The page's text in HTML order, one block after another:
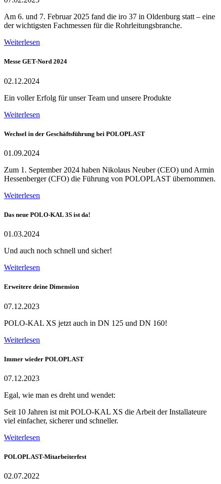
Am 6. und 7. Februar 2025 fand die iro 37 in Oldenburg statt – eine
der wichtigsten Fachmessen für die Rohrleitungsbranche.
Weiterlesen
Messe GET-Nord 2024
02.12.2024
Ein voller Erfolg für unser Team und unsere Produkte
Weiterlesen
Wechsel in der Geschäftsführung bei POLOPLAST
01.09.2024
Zum 1. September 2024 haben Nikolaus Neuber (CEO) und Armin
Hessenberger (CFO) die Führung von POLOPLAST übernommen.
Weiterlesen
Das neue POLO-KAL 3S ist da!
01.03.2024
Und auch noch schnell und sicher!
Weiterlesen
Erweitere deine Dimension
07.12.2023
POLO-KAL XS jetzt auch in DN 125 und DN 160!
Weiterlesen
Immer wieder POLOPLAST
07.12.2023
Egal, wie man es dreht und wendet:
Seit 10 Jahren ist mit POLO-KAL XS die Arbeit der Installateure
viel einfacher, sicherer und schneller.
Weiterlesen
POLOPLAST-Mitarbeiterfest
02.07.2022